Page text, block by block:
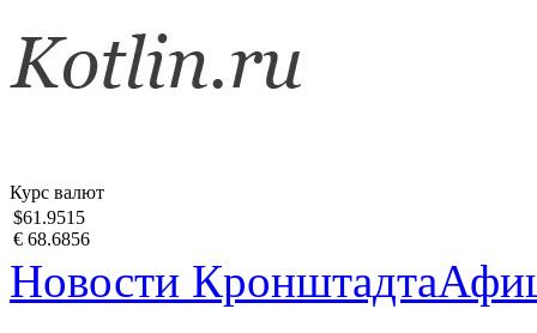
Курс валют
$61.9515
€ 68.6856
Новости Кронштадта